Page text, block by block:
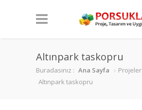
Altınpark taskopru
Buradasınız : Ana Sayfa
Projeler
Altınpark taskopru